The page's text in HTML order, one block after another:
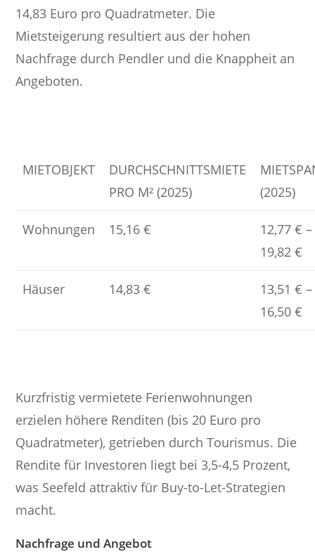
14,83 Euro pro Quadratmeter. Die
Mietsteigerung resultiert aus der hohen
Nachfrage durch Pendler und die Knappheit an
Angeboten.
MIETOBJEKT
DURCHSCHNITTSMIETE
PRO M² (2025)
(2025)
Wohnungen 15,16 €
12,77 € –
19,82 €
Häuser 14,83 €
13,51 € –
16,50 €
Kurzfristig vermietete Ferienwohnungen
erzielen höhere Renditen (bis 20 Euro pro
Quadratmeter), getrieben durch Tourismus. Die
Rendite für Investoren liegt bei 3,5-4,5 Prozent,
was Seefeld attraktiv für Buy-to-Let-Strategien
macht.
Nachfrage und Angebot